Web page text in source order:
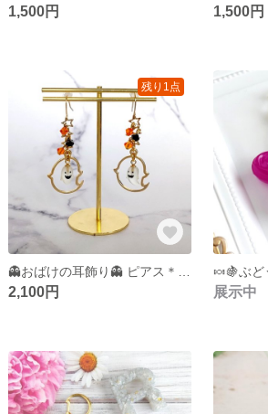
1,500円 1,500円
残り1点
2,100円 展示中